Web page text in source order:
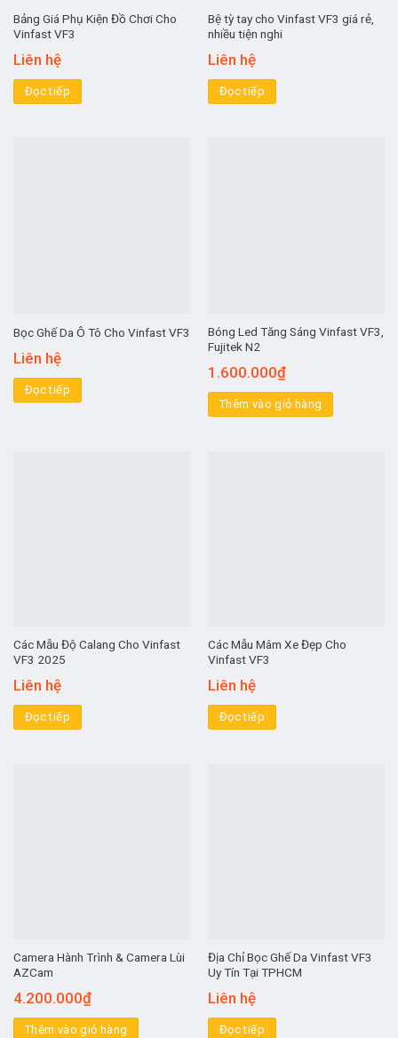
Bảng Giá Phụ Kiện Đồ Chơi Cho
Vinfast VF3
Liên hệ
Đọc tiếp
Bệ tỳ tay cho Vinfast VF3 giá rẻ,
nhiều tiện nghi
Liên hệ
Đọc tiếp
Bọc Ghế Da Ô Tô Cho Vinfast VF3
Liên hệ
Đọc tiếp
Bóng Led Tăng Sáng Vinfast VF3,
Fujitek N2
1.600.000₫
Thêm vào giỏ hàng
Các Mẫu Độ Calang Cho Vinfast
VF3 2025
Liên hệ
Đọc tiếp
Các Mẫu Mâm Xe Đẹp Cho
Vinfast VF3
Liên hệ
Đọc tiếp
Camera Hành Trình & Camera Lùi
AZCam
4.200.000₫
Thêm vào giỏ hàng
Địa Chỉ Bọc Ghế Da Vinfast VF3
Uy Tín Tại TPHCM
Liên hệ
Đọc tiếp